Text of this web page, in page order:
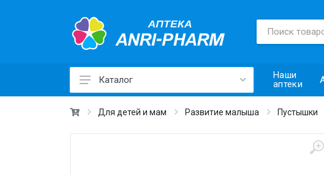
Каталог
Лекарственные средства ›
Наши
аптеки
Для детей и мам Развитие малыша Пустышки